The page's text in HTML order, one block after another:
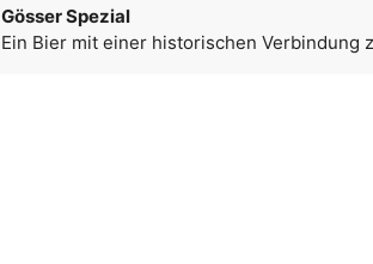
Gösser Spezial
Ein Bier mit einer historischen Verbindung